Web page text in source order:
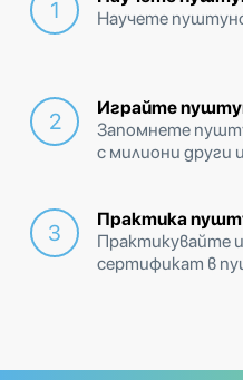
Научете
Играйте
Запомнете
с милиони други
Практика
Практикувайте
сертификат в